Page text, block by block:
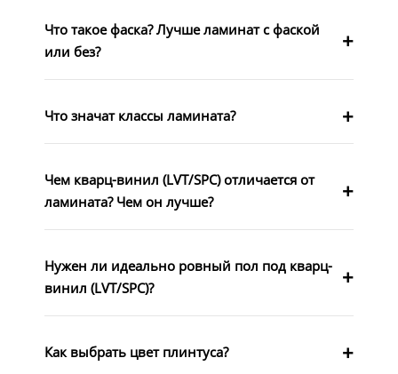
Что такое фаска? Лучше ламинат с фаской
или без?
Что значат классы ламината?
Чем кварц-винил (LVT/SPC) отличается от
ламината? Чем он лучше?
Нужен ли идеально ровный пол под кварц-
винил (LVT/SPC)?
Как выбрать цвет плинтуса?